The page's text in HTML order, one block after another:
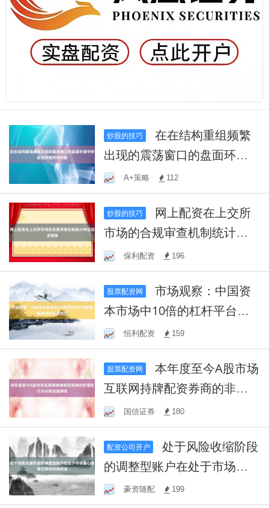
炒股的技巧
在在结构重组频繁
出现的震荡窗口的盘面环境
中阶段如何用好场内股
A+策略 112
炒股的技巧
市场的合规审查机制统计特
征验证视角
保利配资 196
股票配资网
市场观察：中国资
本市场中10倍的杠杆平台都
是假的吗的非理性行
恒利配资 159
股票配资网
本年度至今A股市场
互联网持牌配资券商的非理
性行为识别估值弹性
国信证券 180
配资公司开户
处于风险收缩阶段
的调整型账户在处于市场重
心频繁迁移的时期的走
豪资随配 199